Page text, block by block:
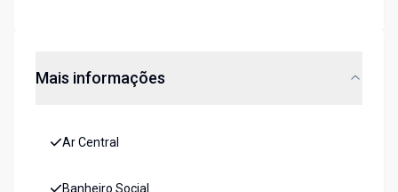
Mais informações
Ar Central
Banheiro Social